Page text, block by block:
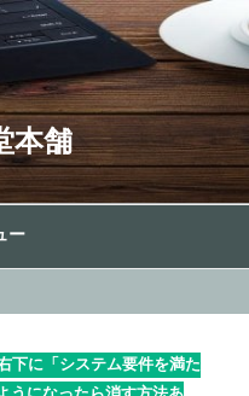
本舗
ー
下に「システム要件を満た